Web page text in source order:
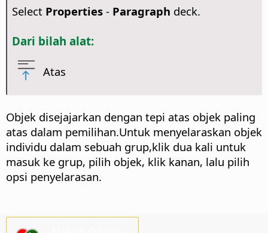
Select Properties- Paragraph deck.
Dari bilah alat:
Atas
Objek disejajarkan dengan tepi atas objek paling
atas dalam pemilihan.Untuk menyelaraskan objek
individu dalam sebuah grup,klik dua kali untuk
masuk ke grup, pilih objek, klik kanan, lalu pilih
opsi penyelarasan.